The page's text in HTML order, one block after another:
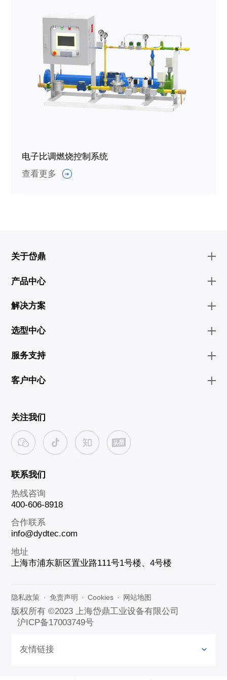
电子比调燃烧控制系统
查看更多
关于岱鼎
产品中心
解决方案
选型中心
服务支持
客户中心
关注我们
联系我们
热线咨询
400-606-8918
合作联系
info@dydtec.com
地址
上海市浦东新区置业路111号1号楼、4号楼
隐私政策 · 免责声明 · Cookies · 网站地图
版权所有 ©2023 上海岱鼎工业设备有限公司
沪ICP备17003749号
友情链接